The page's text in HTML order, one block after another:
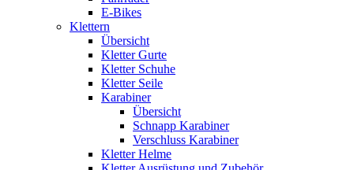
E-Bikes
Klettern
Übersicht
Kletter Gurte
Kletter Schuhe
Kletter Seile
Karabiner
Übersicht
Schnapp Karabiner
Verschluss Karabiner
Kletter Helme